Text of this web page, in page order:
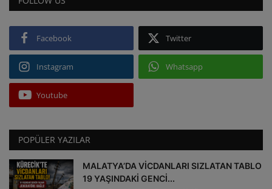
Facebook Twitter
Instagram Whatsapp
Youtube
POPÜLER YAZILAR
MALATYA’DA VİCDANLARI SIZLATAN TABLO
19 YAŞINDAKİ GENCİ...